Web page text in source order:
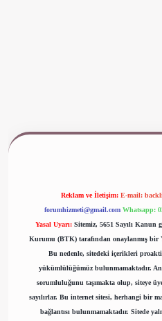
Reklam ve İletişim: E-mail:
forumhizmeti@gmail.com Whatsapp:
Yasal Uyarı: Sitemiz, 5651 Sayılı Kanun
Kurumu (BTK) tarafından onaylanmış bir
Bu nedenle, sitedeki içerikleri
yükümlülüğümüz bulunmamaktadır.
sorumluluğunu taşımakta olup, siteye
sayılırlar. Bu internet sitesi, herhangi bir
bağlantısı bulunmamaktadır. Sitede